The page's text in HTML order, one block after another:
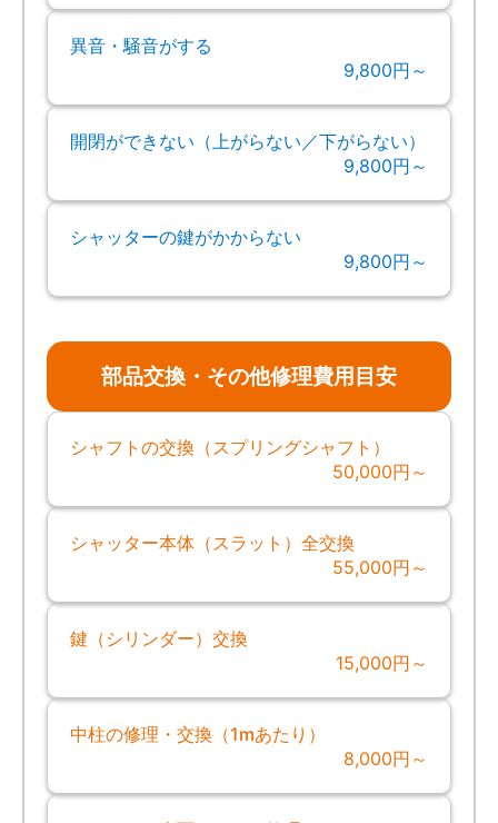
異音・騒音がする
9,800円～
開閉ができない（上がらない／下がらない）
9,800円～
シャッターの鍵がかからない
9,800円～
部品交換・その他修理費用目安
シャフトの交換（スプリングシャフト）
50,000円～
シャッター本体（スラット）全交換
55,000円～
鍵（シリンダー）交換
15,000円～
中柱の修理・交換（1mあたり）
8,000円～